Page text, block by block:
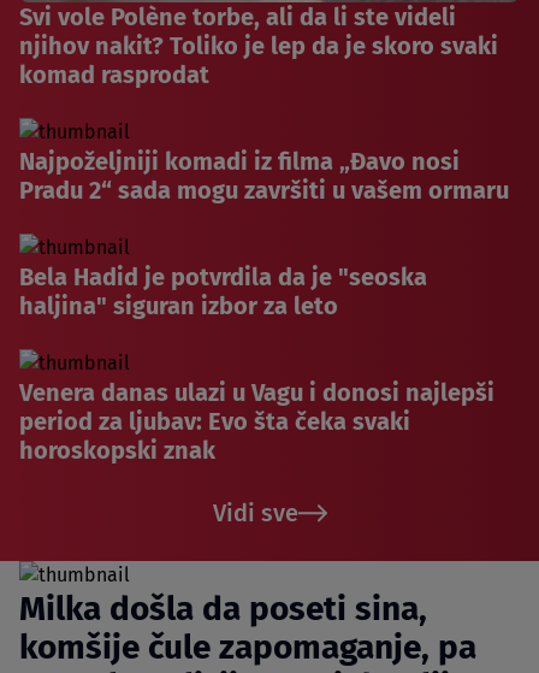
Svi vole Polène torbe, ali da li ste videli
njihov nakit? Toliko je lep da je skoro svaki
komad rasprodat
Najpoželjniji komadi iz filma „Đavo nosi
Pradu 2“ sada mogu završiti u vašem ormaru
Bela Hadid je potvrdila da je "seoska
haljina" siguran izbor za leto
Venera danas ulazi u Vagu i donosi najlepši
period za ljubav: Evo šta čeka svaki
horoskopski znak
Vidi sve
Milka došla da poseti sina,
komšije čule zapomaganje, pa